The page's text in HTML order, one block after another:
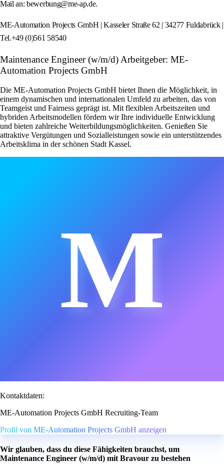
Mail an: bewerbung@me-ap.de.
ME-Automation Projects GmbH | Kasseler Straße 62 | 34277 Fuldabrück |
Tel.+49 (0)561 58540
Maintenance Engineer (w/m/d) Arbeitgeber: ME-
Automation Projects GmbH
Die ME-Automation Projects GmbH bietet Ihnen die Möglichkeit, in
einem dynamischen und internationalen Umfeld zu arbeiten, das von
Teamgeist und Fairness geprägt ist. Mit flexiblen Arbeitszeiten und
hybriden Arbeitsmodellen fördern wir Ihre individuelle Entwicklung
und bieten zahlreiche Weiterbildungsmöglichkeiten. Genießen Sie
attraktive Vergütungen und Sozialleistungen sowie ein unterstützendes
Arbeitsklima in der schönen Stadt Kassel.
M
Kontaktdaten:
ME-Automation Projects GmbH Recruiting-Team
Profil von ME-Automation Projects GmbH anzeigen
Wir glauben, dass du diese Fähigkeiten brauchst, um
Maintenance Engineer (w/m/d) mit Bravour zu bestehen